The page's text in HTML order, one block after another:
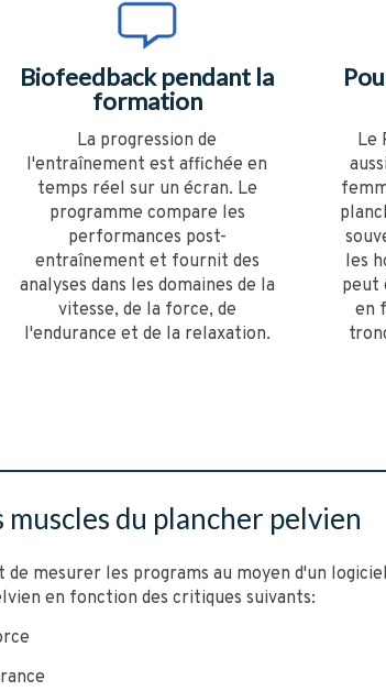
Biofeedback pendant la
formation
La progression de
l'entraînement est affichée en
temps réel sur un écran. Le
programme compare les
performances post-
entraînement et fournit des
analyses dans les domaines de la
vitesse, de la force, de
l'endurance et de la relaxation.
Le
les
peut
en
du plancher pelvien
mesurer les programs au moyen d'un
en fonction des critiques suivants: